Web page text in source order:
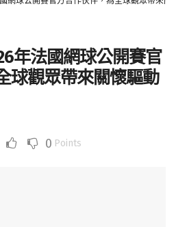
年法國網球公開賽官
球觀眾帶來關懷驅動
0 Points